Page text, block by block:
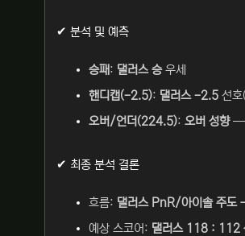
✔ 분석 및 예측
승패: 댈러스 승우세
핸디캡(-2.5): 댈러스 -2.5 선
오버/언더(224.5): 오버 성향—
✔ 최종 분석 결론
흐름: 댈러스 PnR/아이솔 주도
예상 스코어: 댈러스 118 : 112